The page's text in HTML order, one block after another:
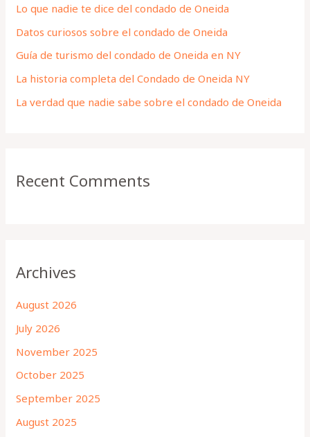
f
o
r
:
Lo que nadie te dice del condado de Oneida
Datos curiosos sobre el condado de Oneida
Guía de turismo del condado de Oneida en NY
La historia completa del Condado de Oneida NY
La verdad que nadie sabe sobre el condado de Oneida
Recent Comments
Archives
August 2026
July 2026
November 2025
October 2025
September 2025
August 2025